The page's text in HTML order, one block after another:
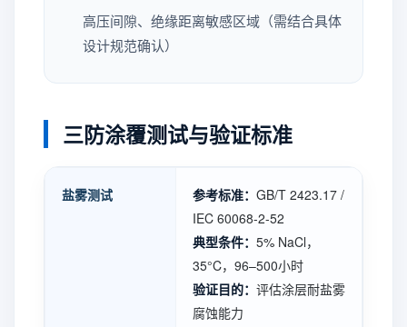
高压间隙、绝缘距离敏感区域（需结合具体
设计规范确认）
三防涂覆测试与验证标准
盐雾测试 参考标准： GB/T 2423.17 /
IEC 60068-2-52
典型条件： 5% NaCl，
35°C，96–500小时
验证目的： 评估涂层耐盐雾
腐蚀能力